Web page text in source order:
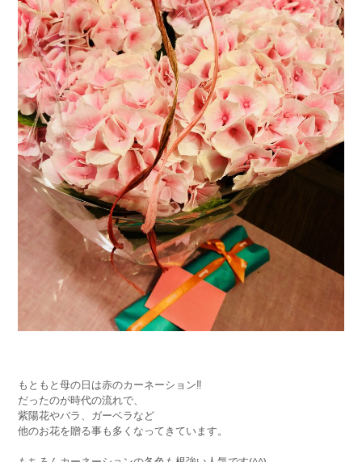
もともと母の日は赤のカーネーション‼️
だったのが時代の流れで、
紫陽花やバラ、ガーベラなど
他のお花を贈る事も多くなってきています。